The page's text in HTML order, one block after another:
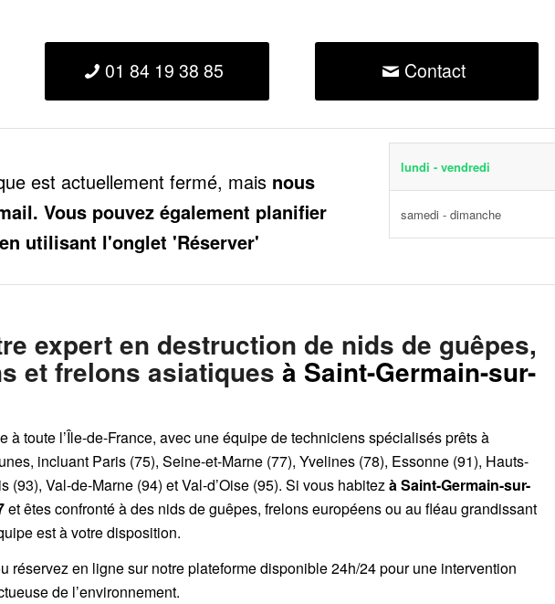
01 84 19 38 85 Contact
est actuellement fermé, mais nous
Vous pouvez également planifier
utilisant l'onglet 'Réserver'
lundi - vendredi
samedi - dimanche
expert en destruction de nids de guêpes,
et frelons asiatiques à Saint-Germain-sur-
à toute l’Île-de-France, avec une équipe de techniciens spécialisés prêts à
incluant Paris (75), Seine-et-Marne (77), Yvelines (78), Essonne (91), Hauts-
Val-de-Marne (94) et Val-d’Oise (95). Si vous habitez à Saint-Germain-sur-
et êtes confronté à des nids de guêpes, frelons européens ou au fléau grandissant
est à votre disposition.
réservez en ligne sur notre plateforme disponible 24h/24pour une intervention
de l’environnement.